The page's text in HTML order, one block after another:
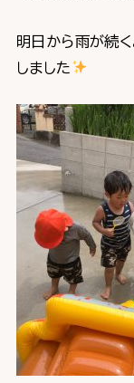
明日から雨が続
しました